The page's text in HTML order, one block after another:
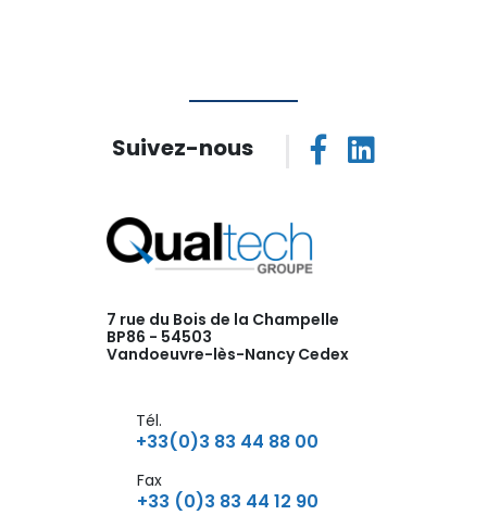
Suivez-nous
7 rue du Bois de la Champelle
BP86 - 54503
Vandoeuvre-lès-Nancy Cedex
Tél.
+33(0)3 83 44 88 00
Fax
+33 (0)3 83 44 12 90